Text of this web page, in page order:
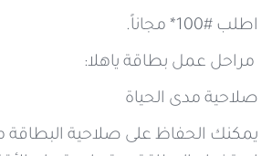
اطلب #100* مجاناً.
مراحل عمل بطاقة ياهلا:
صلاحية مدى الحياة
يمكنك الحفاظ على صلاحية